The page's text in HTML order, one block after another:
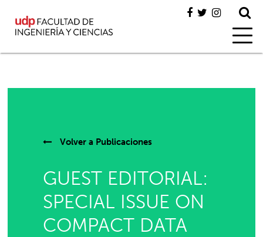
Volver a Publicaciones
GUEST EDITORIAL:
SPECIAL ISSUE ON
COMPACT DATA